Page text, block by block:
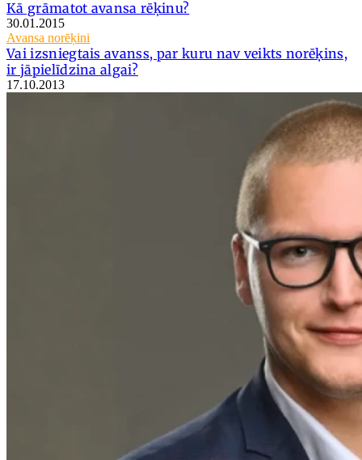
Kā grāmatot avansa rēķinu?
30.01.2015
Avansa norēķini
Vai izsniegtais avanss, par kuru nav veikts norēķins,
ir jāpielīdzina algai?
17.10.2013